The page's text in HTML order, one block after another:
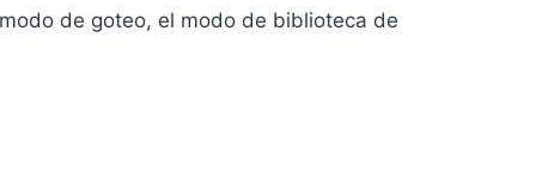
de goteo, el modo de biblioteca de